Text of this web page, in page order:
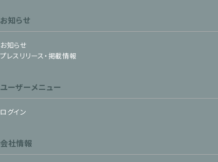
お知らせ
お知らせ
プレスリリース・掲載情報
ユーザーメニュー
ログイン
会社情報